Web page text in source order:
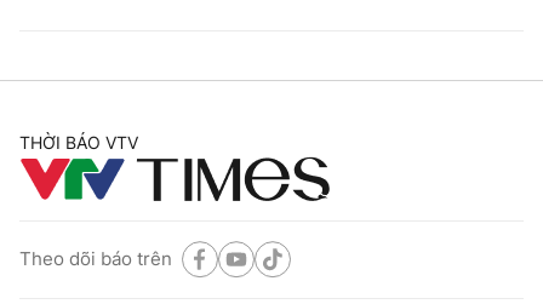
THỜI BÁO VTV
Theo dõi báo trên